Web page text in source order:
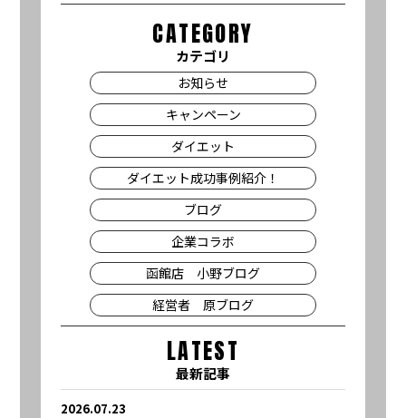
CATEGORY
カテゴリ
お知らせ
キャンペーン
ダイエット
ダイエット成功事例紹介！
ブログ
企業コラボ
函館店 小野ブログ
経営者 原ブログ
LATEST
最新記事
2026.07.23